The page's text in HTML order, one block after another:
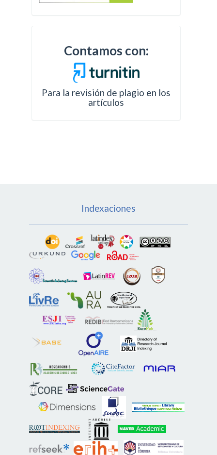
Contamos con:
Para la revisión de plagio en los
artículos
Indexaciones